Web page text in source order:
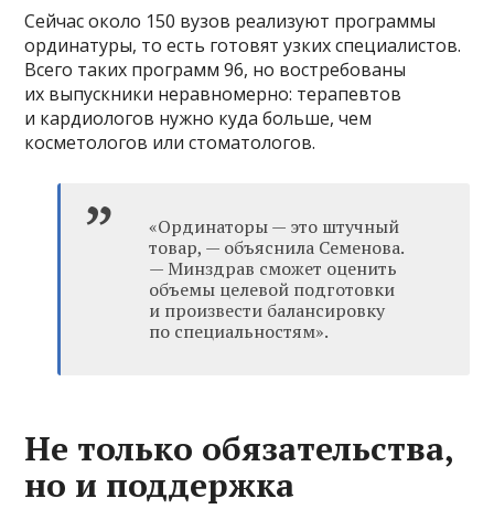
Сейчас около 150 вузов реализуют программы
ординатуры, то есть готовят узких специалистов.
Всего таких программ 96, но востребованы
их выпускники неравномерно: терапевтов
и кардиологов нужно куда больше, чем
косметологов или стоматологов.
«Ординаторы — это штучный
товар, — объяснила Семенова.
— Минздрав сможет оценить
объемы целевой подготовки
и произвести балансировку
по специальностям».
Не только обязательства,
но и поддержка